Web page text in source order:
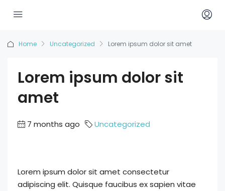
Home Uncategorized Lorem ipsum dolor sit amet
Lorem ipsum dolor sit
amet
7 months ago Uncategorized
Lorem ipsum dolor sit amet consectetur
adipiscing elit. Quisque faucibus ex sapien vitae